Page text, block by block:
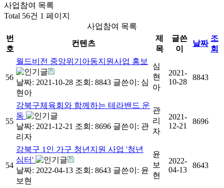
사업참여 목록
Total 56건 1 페이지
사업참여 목록
번
호
컨텐츠
제
목
글쓴
이
날짜
조
회
56
월드비전 중앙위기아동지원사업 홍보
날짜: 2021-10-28 조회: 8843 글쓴이: 심
현아
심
현
아
2021-
10-28
8843
55
강북구체육회와 함께하는 테라밴드 운
동
날짜: 2021-12-21 조회: 8696 글쓴이: 관
리자
관
리
자
2021-
12-21
8696
54
강북구 1인 가구 청년지원 사업 '청년
심터'
날짜: 2022-04-13 조회: 8643 글쓴이: 윤
보현
윤
보
현
2022-
04-13
8643